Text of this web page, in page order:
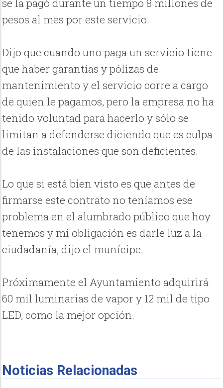
se la pagó durante un tiempo 8 millones de
pesos al mes por este servicio.
Dijo que cuando uno paga un servicio tiene
que haber garantías y pólizas de
mantenimiento y el servicio corre a cargo
de quien le pagamos, pero la empresa no ha
tenido voluntad para hacerlo y sólo se
limitan a defenderse diciendo que es culpa
de las instalaciones que son deficientes.
Lo que si está bien visto es que antes de
firmarse este contrato no teníamos ese
problema en el alumbrado público que hoy
tenemos y mi obligación es darle luz a la
ciudadanía, dijo el munícipe.
Próximamente el Ayuntamiento adquirirá
60 mil luminarias de vapor y 12 mil de tipo
LED, como la mejor opción.
Noticias Relacionadas